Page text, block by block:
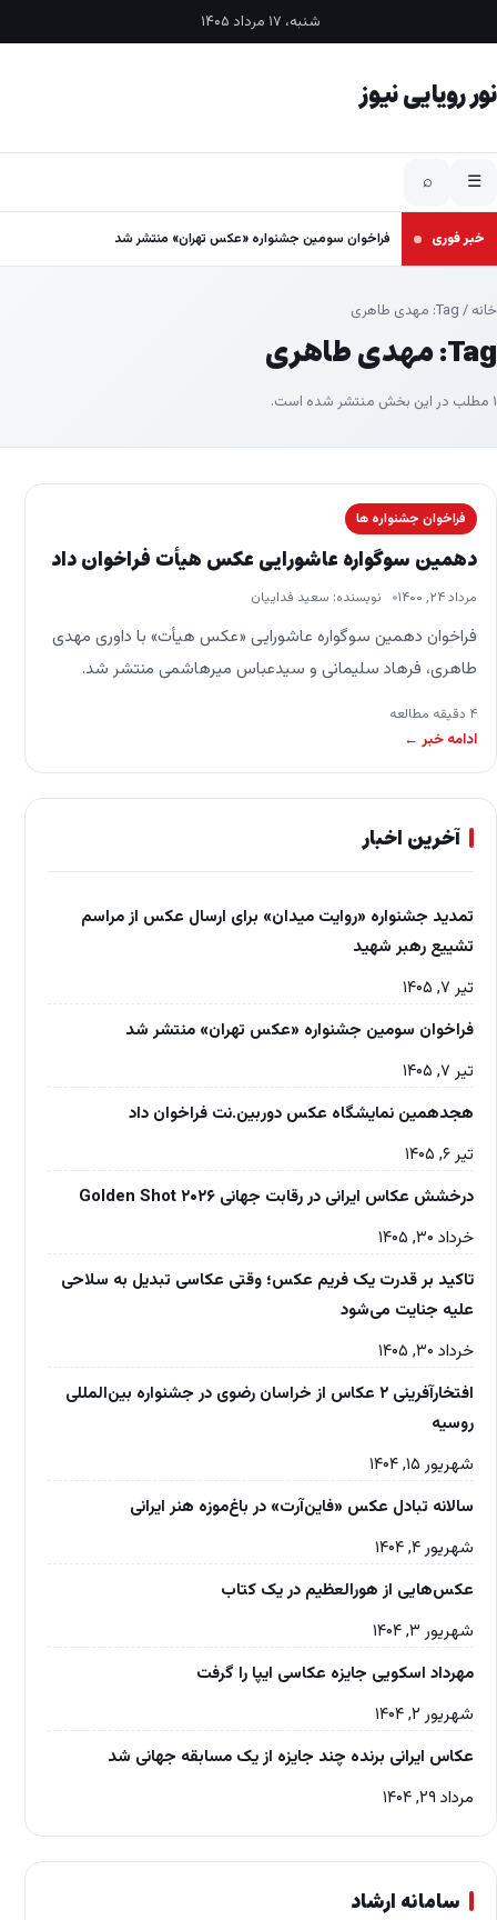
شنبه، ۱۷ مرداد ۱۴۰۵
نور رویایی نیوز
☰
⌕
خبر فوری فراخوان سومین جشنواره «عکس تهران» منتشر شد
خانه / Tag: مهدی طاهری
Tag: مهدی طاهری
۱ مطلب در این بخش منتشر شده است.
فراخوان جشنواره ها
دهمین سوگواره عاشورایی عکس هیأت فراخوان داد
مرداد ۲۴, ۱۴۰۰ نویسنده: سعید فداییان
فراخوان دهمین سوگواره عاشورایی «عکس هیأت» با داوری مهدی
طاهری، فرهاد سلیمانی و سیدعباس میرهاشمی منتشر شد.
فراخوان دهمین سوگواره عاشورایی «عکس هیأت» با داوری مهدی
طاهری، فرهاد…
۴ دقیقه مطالعه
ادامه خبر ←
آخرین اخبار
تمدید جشنواره «روایت میدان» برای ارسال عکس از مراسم
تشییع رهبر شهید
تیر ۷, ۱۴۰۵
فراخوان سومین جشنواره «عکس تهران» منتشر شد
تیر ۷, ۱۴۰۵
هجدهمین نمایشگاه عکس دوربین.نت فراخوان داد
تیر ۶, ۱۴۰۵
درخشش عکاس ایرانی در رقابت جهانی Golden Shot ۲۰۲۶
خرداد ۳۰, ۱۴۰۵
تاکید بر قدرت یک فریم عکس؛ وقتی عکاسی تبدیل به سلاحی
علیه جنایت می‌شود
خرداد ۳۰, ۱۴۰۵
افتخارآفرینی ۲ عکاس از خراسان رضوی در جشنواره بین‌المللی
روسیه
شهریور ۱۵, ۱۴۰۴
سالانه تبادل عکس «فاین‌آرت» در باغ‌موزه‌ هنر ایرانی
شهریور ۴, ۱۴۰۴
عکس‌هایی از هورالعظیم در یک کتاب
شهریور ۳, ۱۴۰۴
مهرداد اسکویی جایزه عکاسی ایپا را گرفت
شهریور ۲, ۱۴۰۴
عکاس ایرانی برنده چند جایزه از یک مسابقه جهانی شد
مرداد ۲۹, ۱۴۰۴
سامانه ارشاد